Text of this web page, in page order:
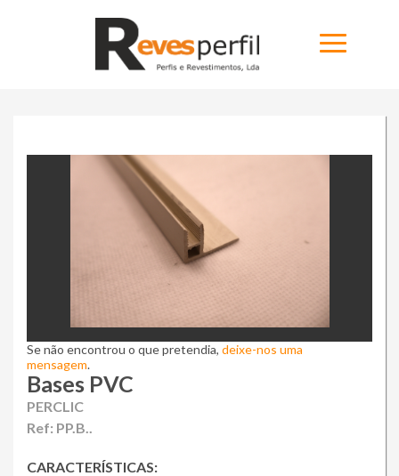
Home
Produtos
Novidades
Catálogos
Sobre
Se não encontrou o que pretendia, deixe-nos uma
mensagem.
Bases PVC
PERCLIC
Ref: PP.B..
CARACTERÍSTICAS: